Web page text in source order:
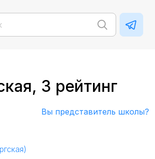
3 рейтинг
Вы представитель школы?